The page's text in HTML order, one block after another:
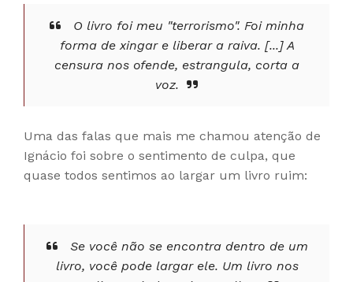
O livro foi meu "terrorismo". Foi minha
forma de xingar e liberar a raiva. [...] A
censura nos ofende, estrangula, corta a
voz.
Uma das falas que mais me chamou atenção de
Ignácio foi sobre o sentimento de culpa, que
quase todos sentimos ao largar um livro ruim:
Se você não se encontra dentro de um
livro, você pode largar ele. Um livro nos